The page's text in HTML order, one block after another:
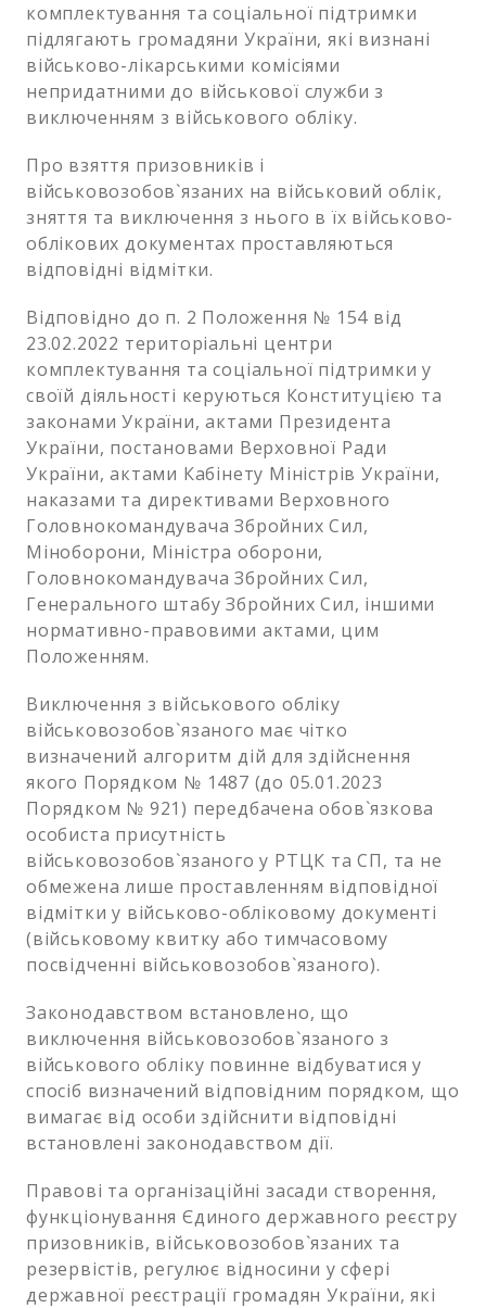
комплектування та соціальної підтримки
підлягають громадяни України, які визнані
військово-лікарськими комісіями
непридатними до військової служби з
виключенням з військового обліку.
Про взяття призовників і
військовозобов`язаних на військовий облік,
зняття та виключення з нього в їх військово-
облікових документах проставляються
відповідні відмітки.
Відповідно до п. 2 Положення № 154 від
23.02.2022 територіальні центри
комплектування та соціальної підтримки у
своїй діяльності керуються Конституцією та
законами України, актами Президента
України, постановами Верховної Ради
України, актами Кабінету Міністрів України,
наказами та директивами Верховного
Головнокомандувача Збройних Сил,
Міноборони, Міністра оборони,
Головнокомандувача Збройних Сил,
Генерального штабу Збройних Сил, іншими
нормативно-правовими актами, цим
Положенням.
Виключення з військового обліку
військовозобов`язаного має чітко
визначений алгоритм дій для здійснення
якого Порядком № 1487 (до 05.01.2023
Порядком № 921) передбачена обов`язкова
особиста присутність
військовозобов`язаного у РТЦК та СП, та не
обмежена лише проставленням відповідної
відмітки у військово-обліковому документі
(військовому квитку або тимчасовому
посвідченні військовозобов`язаного).
Законодавством встановлено, що
виключення військовозобов`язаного з
військового обліку повинне відбуватися у
спосіб визначений відповідним порядком, що
вимагає від особи здійснити відповідні
встановлені законодавством дії.
Правові та організаційні засади створення,
функціонування Єдиного державного реєстру
призовників, військовозобов`язаних та
резервістів, регулює відносини у сфері
державної реєстрації громадян України, які